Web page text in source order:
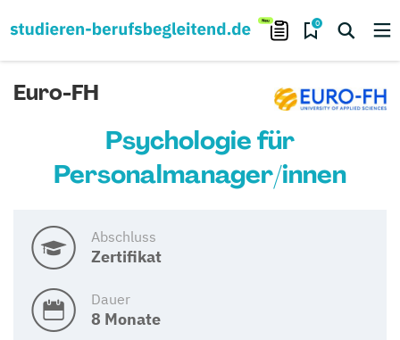
0
Euro-FH
Psychologie für
Personalmanager/innen
Abschluss
Zertifikat
Dauer
8 Monate